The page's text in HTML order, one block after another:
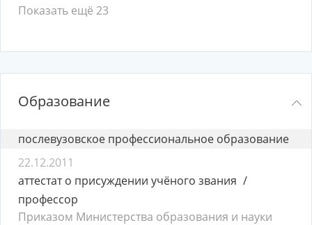
Показать ещё 23
Образование
послевузовское профессиональное образование
22.12.2011
аттестат о присуждении учёного звания
профессор
Приказом Министерства образования и науки